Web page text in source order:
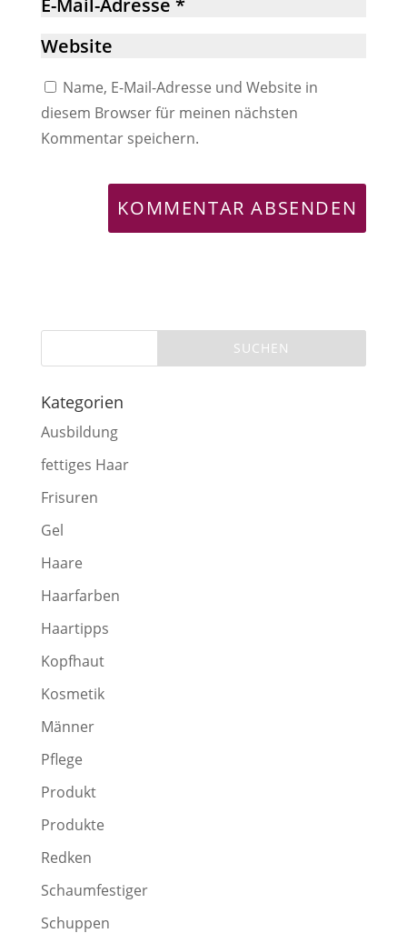
Name, E-Mail-Adresse und Website in
diesem Browser für meinen nächsten
Kommentar speichern.
Kategorien
Ausbildung
fettiges Haar
Frisuren
Gel
Haare
Haarfarben
Haartipps
Kopfhaut
Kosmetik
Männer
Pflege
Produkt
Produkte
Redken
Schaumfestiger
Schuppen